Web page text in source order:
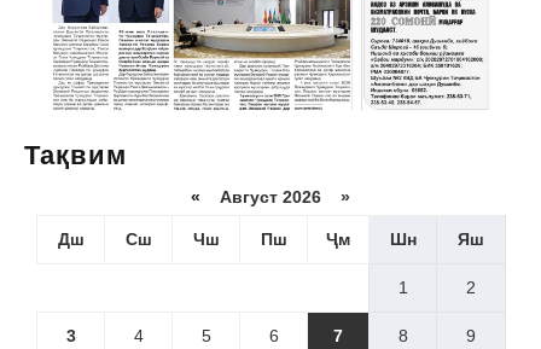
Тақвим
« Август 2026 »
Дш Сш Чш Пш Ҷм Шн Яш
1 2
3 4 5 6 7 8 9